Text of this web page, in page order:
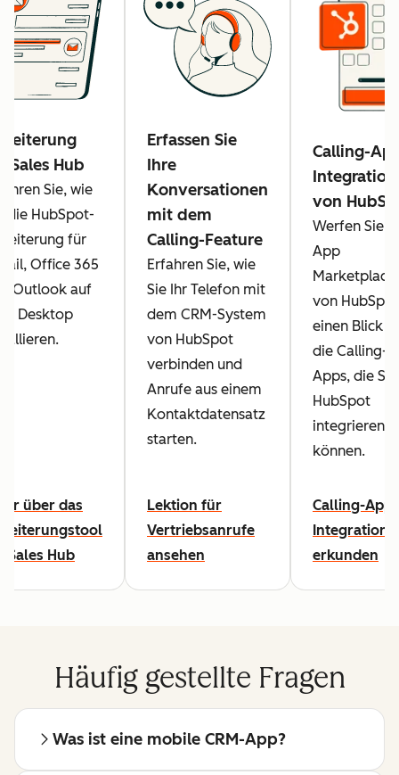
Sales Hub
Sie, wie
die HubSpot-
für
Office 365
Outlook auf
Desktop
über das
Sales Hub
Erfassen Sie
Ihre
Konversationen
mit dem
Calling-Feature
Erfahren Sie, wie
Sie Ihr Telefon mit
dem CRM-System
von HubSpot
verbinden und
Anrufe aus einem
Kontaktdatensatz
starten.
Lektion für
Vertriebsanrufe
ansehen
Calling-
von
Werfen Sie
App
Marketplace
von HubSpot
einen Blick
die Calling-
Apps, die
HubSpot
integrieren
können.
Calling-App-
erkunden
Häufig gestellte Fragen
Was ist eine mobile CRM-App?